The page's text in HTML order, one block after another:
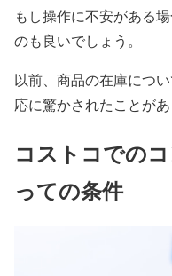
もし操作に不安がある
のも良いでしょう。
以前、商品の在庫につ
応に驚かされたことがあ
コストコでの
っての条件